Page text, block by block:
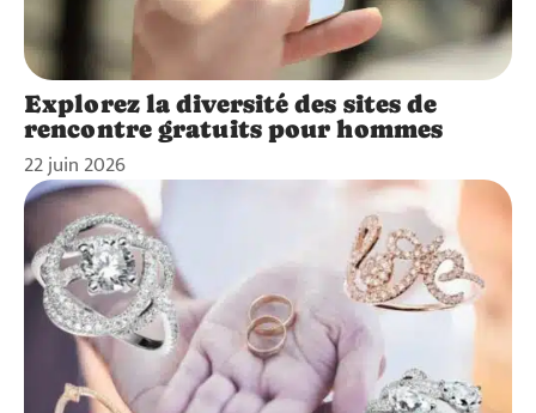
Explorez la diversité des sites de
rencontre gratuits pour hommes
22 juin 2026